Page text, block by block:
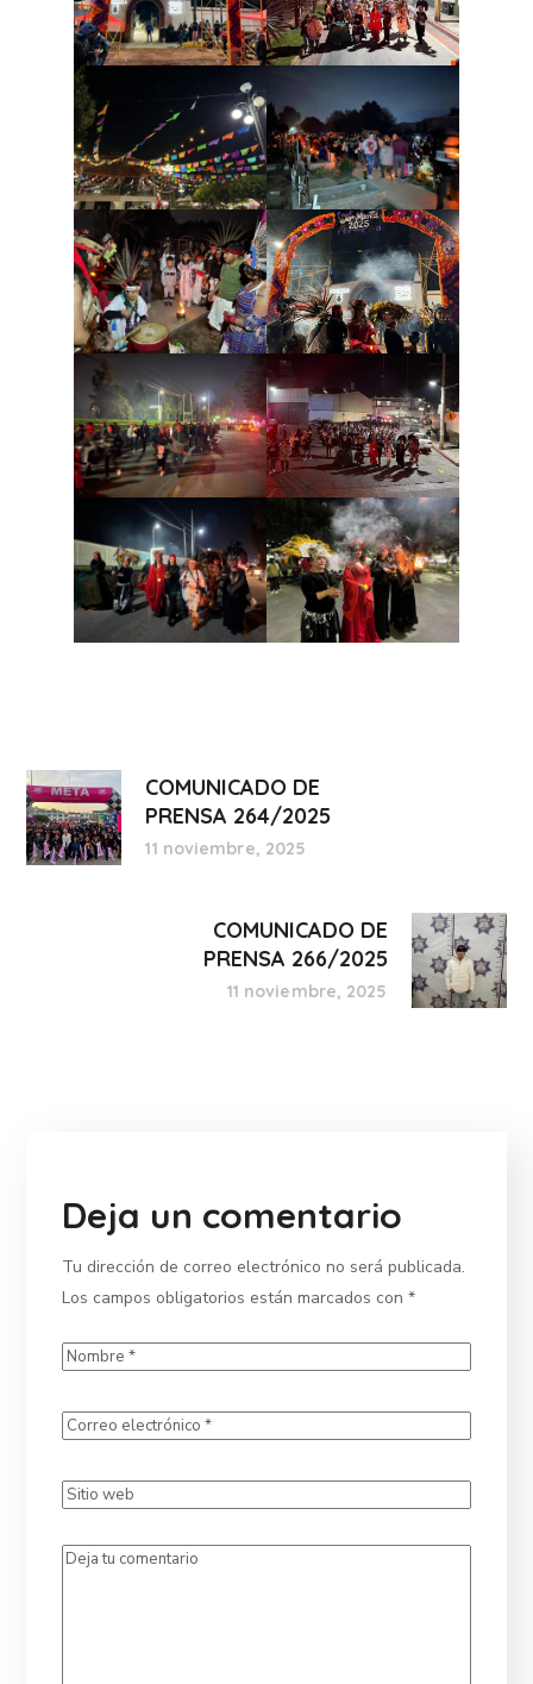
COMUNICADO DE
PRENSA 264/2025
11 noviembre, 2025
COMUNICADO DE
PRENSA 266/2025
11 noviembre, 2025
Deja un comentario
Tu dirección de correo electrónico no será publicada.
Los campos obligatorios están marcados con*